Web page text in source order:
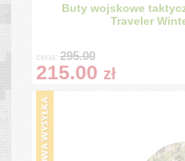
Buty wojskowe
Traveler
cena:295.00
215.00 zł